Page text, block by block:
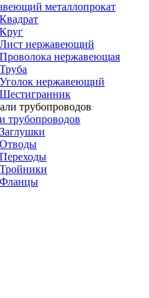
металлопрокат
Квадрат
Круг
Лист нержавеющий
Проволока нержавеющая
Труба
Уголок нержавеющий
Шестигранник
трубопроводов
Заглушки
Отводы
Переходы
Тройники
Фланцы